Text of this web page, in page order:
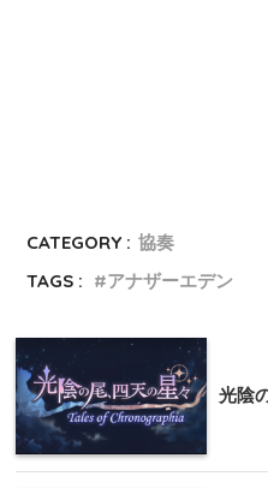
CATEGORY : 協奏
TAGS :
アナザーエデン
光陰